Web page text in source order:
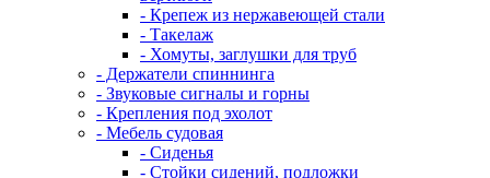
- Крепеж из нержавеющей стали
- Такелаж
- Хомуты, заглушки для труб
- Держатели спиннинга
- Звуковые сигналы и горны
- Крепления под эхолот
- Мебель судовая
- Сиденья
- Стойки сидений, подложки